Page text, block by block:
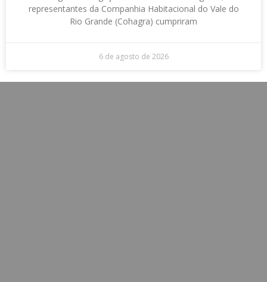
representantes da Companhia Habitacional do Vale do
Rio Grande (Cohagra) cumpriram
6 de agosto de 2026